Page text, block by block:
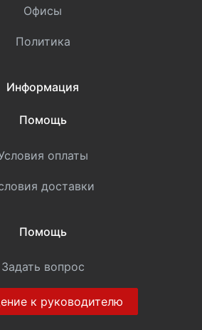
Офисы
Политика
Информация
Помощь
оплаты
доставки
Помощь
Задать вопрос
к руководителю